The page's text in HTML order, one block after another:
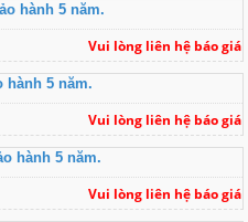
hành 5 năm.
Vui lòng liên hệ báo giá
hành 5 năm.
Vui lòng liên hệ báo giá
hành 5 năm.
Vui lòng liên hệ báo giá